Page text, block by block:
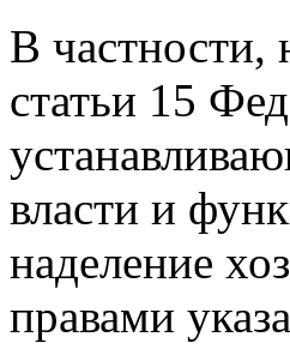
В
статьи 15
власти и
наделение
правами